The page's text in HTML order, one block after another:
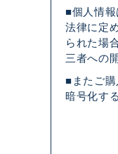
■個人情
法律に定
られた場
三者への
■またご
暗号化す